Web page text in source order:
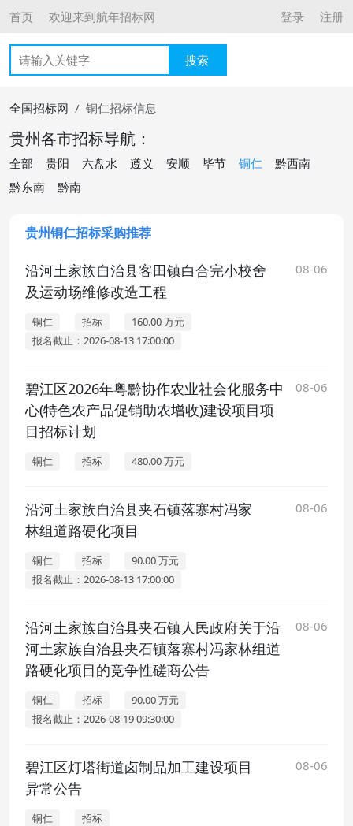
首页 欢迎来到航年招标网 登录 注册
搜索
全国招标网 铜仁招标信息
贵州各市招标导航：
全部 贵阳 六盘水 遵义 安顺 毕节 铜仁
黔西南
黔东南
黔南
贵州铜仁招标采购推荐
沿河土家族自治县客田镇白合完小校舍
及运动场维修改造工程
08-06
铜仁 招标
160.00 万元
报名截止：2026-08-13 17:00:00
碧江区2026年粤黔协作农业社会化服务中
心(特色农产品促销助农增收)建设项目项
目招标计划
08-06
铜仁 招标 480.00 万元
沿河土家族自治县夹石镇落寨村冯家
林组道路硬化项目
08-06
铜仁 招标
90.00 万元
报名截止：2026-08-13 17:00:00
沿河土家族自治县夹石镇人民政府关于沿
河土家族自治县夹石镇落寨村冯家林组道
路硬化项目的竞争性磋商公告
08-06
铜仁 招标
90.00 万元
报名截止：2026-08-19 09:30:00
碧江区灯塔街道卤制品加工建设项目
异常公告
08-06
铜仁 招标